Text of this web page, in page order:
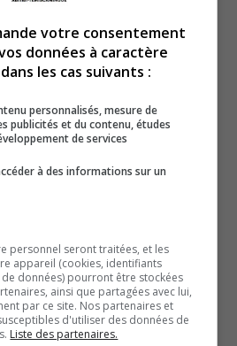
dans la fin d’une série de deux
Isaiah Parent et Taos Jordan,
l’épine dans le pied de la meute.
fatigue qui a pesé dans la
de Moncton, la meilleure
disputé jusqu’à la dernière
su s’imposer par la marque de 6
qui est venu fermer les livres,
à 18 minutes 37 secondes
votre consentement
données à caractère
les cas suivants :
personnalisés, mesure de
publicités et du contenu, études
de services
à des informations sur un
personnel seront traitées, et les
appareil (cookies, identifiants
données) pourront être stockées
ainsi que partagées avec lui,
par ce site. Nos partenaires et
d'utiliser des données de
Liste des partenaires.